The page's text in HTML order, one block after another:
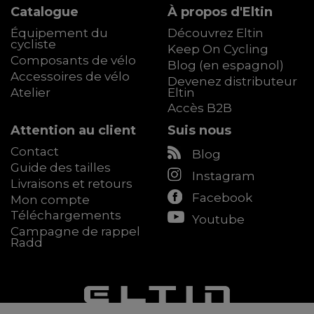
Catalogue
Équipement du
cycliste
Composants de vélo
Accessoires de vélo
Atelier
À propos d'Eltin
Découvrez Eltin
Keep On Cycling
Blog (en espagnol)
Devenez distributeur
Eltin
Accès B2B
Attention au client
Contact
Guide des tailles
Livraisons et retours
Mon compte
Téléchargements
Campagne de rappel
Radd
Suis nous
Blog
Instagram
Facebook
Youtube